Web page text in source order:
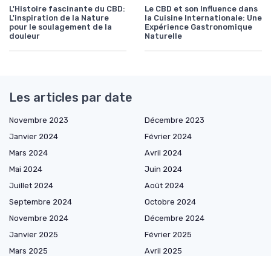
L'Histoire fascinante du CBD:
L'inspiration de la Nature
pour le soulagement de la
douleur
Le CBD et son Influence dans
la Cuisine Internationale: Une
Expérience Gastronomique
Naturelle
Les articles par date
Novembre 2023
Décembre 2023
Janvier 2024
Février 2024
Mars 2024
Avril 2024
Mai 2024
Juin 2024
Juillet 2024
Août 2024
Septembre 2024
Octobre 2024
Novembre 2024
Décembre 2024
Janvier 2025
Février 2025
Mars 2025
Avril 2025